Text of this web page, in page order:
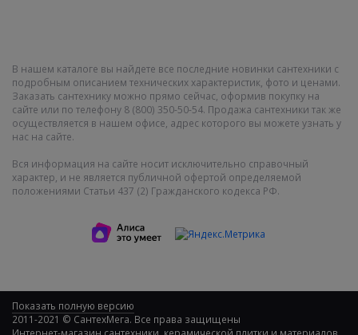
В нашем каталоге вы найдете все последние новинки сантехники с
подробным описанием технических характеристик, фото и ценами.
Заказать сантехнику можно прямо сейчас, оформив покупку на
сайте или по телефону 8 (800) 350-50-54. Продажа сантехники так же
осуществляется в нашем офисе, адрес которого вы можете узнать у
нас на сайте.
Вся информация на сайте носит исключительно справочный
характер, и не является публичной офертой определяемой
положениями Статьи 437 (2) Гражданского кодекса РФ.
Показать полную версию
2011-2021 © СантехМега. Все права защищены